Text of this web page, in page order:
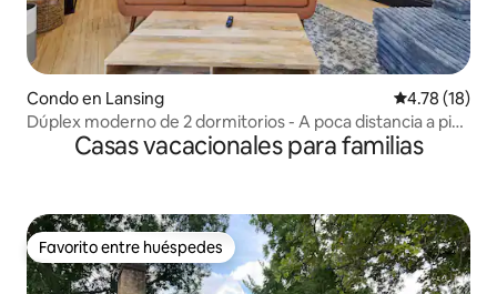
Condo en Lansing Calificación
4.78 (18)
Dúplex moderno de 2 dormitorios - A poca distancia a pie
del Capitolio y de la Facultad de Derecho
Casas vacacionales para familias
Favorito entre huéspedes
Favorito entre huéspedes